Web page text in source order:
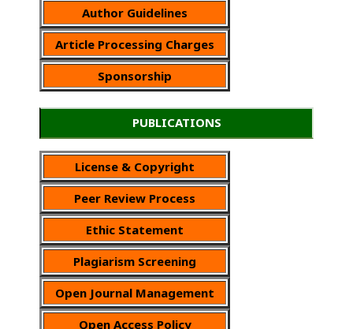
Author Guidelines
Article Processing Charges
Sponsorship
PUBLICATIONS
License & Copyright
Peer Review Process
Ethic Statement
Plagiarism Screening
Open Journal Management
Open Access Policy